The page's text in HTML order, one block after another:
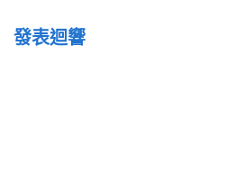
發表迴響